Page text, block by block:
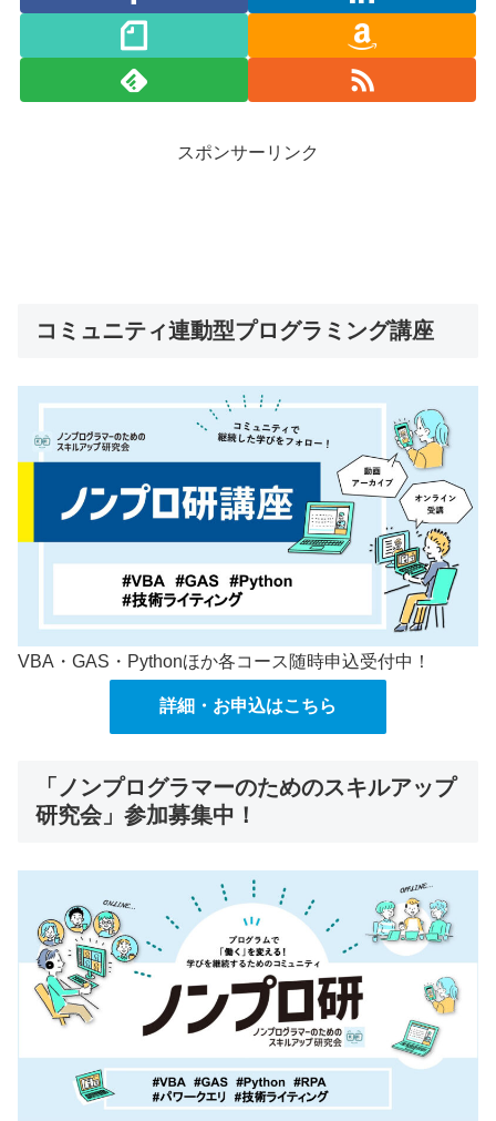
スポンサーリンク
コミュニティ連動型プログラミング講座
VBA・GAS・Pythonほか各コース随時申込受付中！
詳細・お申込はこちら
「ノンプログラマーのためのスキルアップ
研究会」参加募集中！